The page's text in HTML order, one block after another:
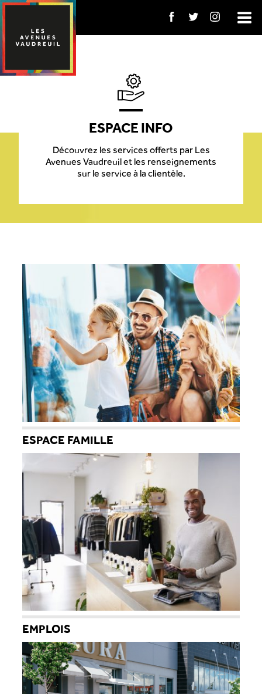
ESPACE INFO
Découvrez les services offerts par Les
Avenues Vaudreuil et les renseignements
sur le service à la clientèle.
ESPACE FAMILLE
EMPLOIS